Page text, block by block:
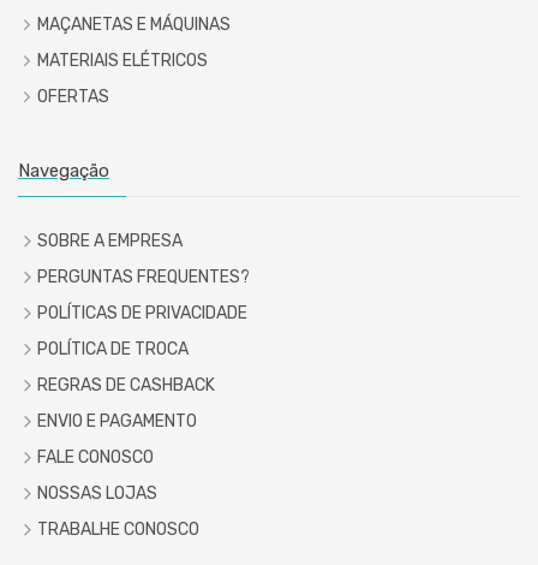
MAÇANETAS E MÁQUINAS
MATERIAIS ELÉTRICOS
OFERTAS
Navegação
SOBRE A EMPRESA
PERGUNTAS FREQUENTES?
POLÍTICAS DE PRIVACIDADE
POLÍTICA DE TROCA
REGRAS DE CASHBACK
ENVIO E PAGAMENTO
FALE CONOSCO
NOSSAS LOJAS
TRABALHE CONOSCO